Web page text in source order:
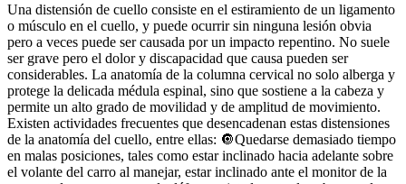
Una distensión de cuello consiste en el estiramiento de un ligamento
o músculo en el cuello, y puede ocurrir sin ninguna lesión obvia
pero a veces puede ser causada por un impacto repentino. No suele
ser grave pero el dolor y discapacidad que causa pueden ser
considerables. La anatomía de la columna cervical no solo alberga y
protege la delicada médula espinal, sino que sostiene a la cabeza y
permite un alto grado de movilidad y de amplitud de movimiento.
Existen actividades frecuentes que desencadenan estas distensiones
de la anatomía del cuello, entre ellas: 🔘Quedarse demasiado tiempo
en malas posiciones, tales como estar inclinado hacia adelante sobre
el volante del carro al manejar, estar inclinado ante el monitor de la